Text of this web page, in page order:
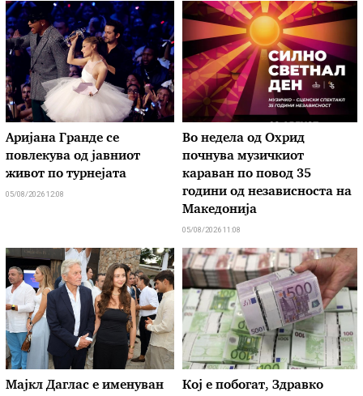
Аријана Гранде се
повлекува од јавниот
живот по турнејата
05/08/2026 12:08
Во недела од Охрид
почнува музичкиот
караван по повод 35
години од независноста на
Македонија
05/08/2026 11:08
Мајкл Даглас е именуван
Кој е побогат, Здравко